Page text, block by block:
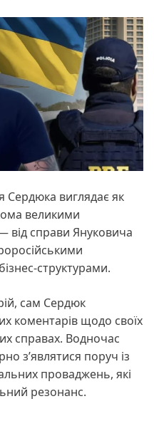
Сердюка виглядає як
великими
від справи Януковича
структурами.
сам Сердюк
коментарів щодо своїх
справах. Водночас
з’являтися поруч із
проваджень, які
резонанс.